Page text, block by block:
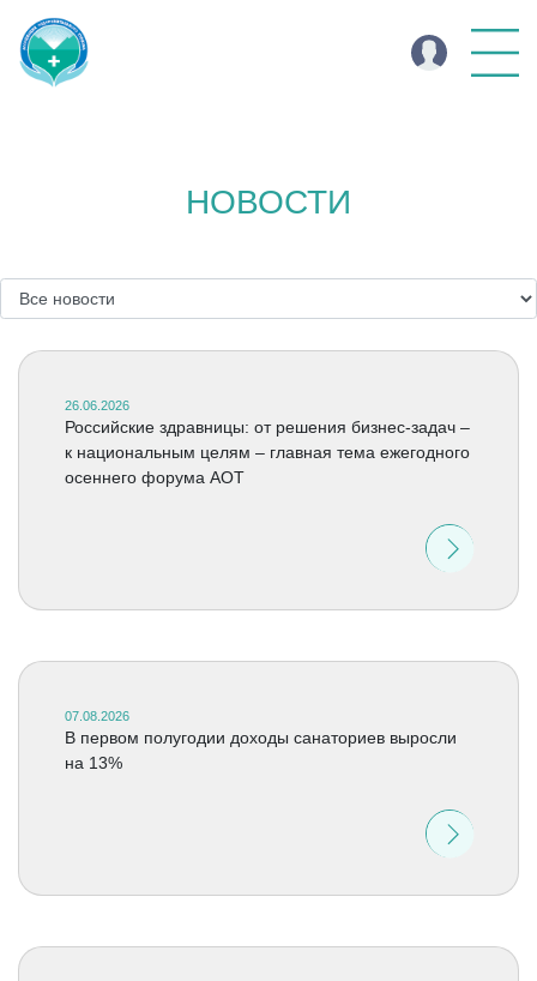
НОВОСТИ
26.06.2026
Российские здравницы: от решения бизнес-задач –
к национальным целям – главная тема ежегодного
осеннего форума АОТ
07.08.2026
В первом полугодии доходы санаториев выросли
на 13%